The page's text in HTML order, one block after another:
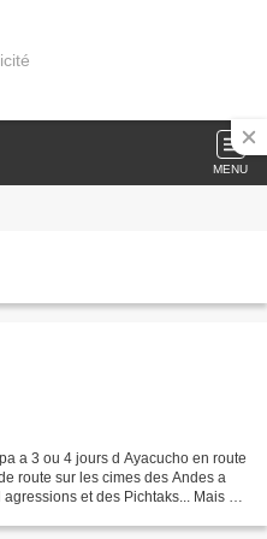
MENU
a 3 ou 4 jours d Ayacucho en route
route sur les cimes des Andes a
et des Pichtaks... Mais qu